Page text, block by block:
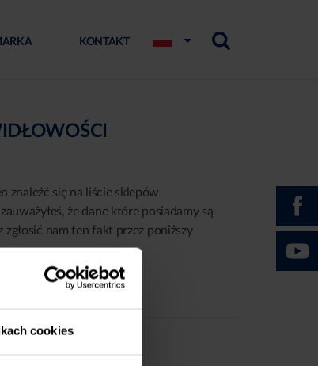
cookies
KONTAKT
znaleźć się na liście sklepów
że dane które posiadamy są
nam ten fakt przez poniższy